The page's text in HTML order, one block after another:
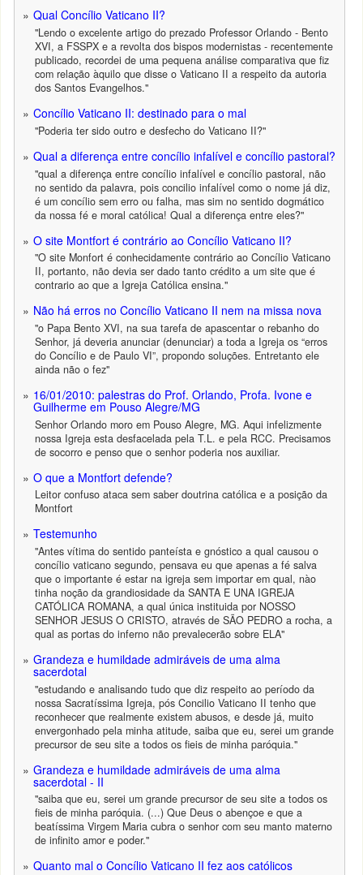
Qual Concílio Vaticano II?
"Lendo o excelente artigo do prezado Professor Orlando - Bento
XVI, a FSSPX e a revolta dos bispos modernistas - recentemente
publicado, recordei de uma pequena análise comparativa que fiz
com relação àquilo que disse o Vaticano II a respeito da autoria
dos Santos Evangelhos."
Concílio Vaticano II: destinado para o mal
"Poderia ter sido outro e desfecho do Vaticano II?"
Qual a diferença entre concílio infalível e concílio pastoral?
"qual a diferença entre concílio infalível e concílio pastoral, não
no sentido da palavra, pois concilio infalível como o nome já diz,
é um concílio sem erro ou falha, mas sim no sentido dogmático
da nossa fé e moral católica! Qual a diferença entre eles?"
O site Montfort é contrário ao Concílio Vaticano II?
"O site Monfort é conhecidamente contrário ao Concílio Vaticano
II, portanto, não devia ser dado tanto crédito a um site que é
contrario ao que a Igreja Católica ensina."
Não há erros no Concílio Vaticano II nem na missa nova
"o Papa Bento XVI, na sua tarefa de apascentar o rebanho do
Senhor, já deveria anunciar (denunciar) a toda a Igreja os “erros
do Concílio e de Paulo VI”, propondo soluções. Entretanto ele
ainda não o fez"
16/01/2010: palestras do Prof. Orlando, Profa. Ivone e
Guilherme em Pouso Alegre/MG
Senhor Orlando moro em Pouso Alegre, MG. Aqui infelizmente
nossa Igreja esta desfacelada pela T.L. e pela RCC. Precisamos
de socorro e penso que o senhor poderia nos auxiliar.
O que a Montfort defende?
Leitor confuso ataca sem saber doutrina católica e a posição da
Montfort
Testemunho
"Antes vítima do sentido panteísta e gnóstico a qual causou o
concílio vaticano segundo, pensava eu que apenas a fé salva
que o importante é estar na igreja sem importar em qual, nào
tinha noção da grandiosidade da SANTA E UNA IGREJA
CATÓLICA ROMANA, a qual única instituida por NOSSO
SENHOR JESUS O CRISTO, através de SÃO PEDRO a rocha, a
qual as portas do inferno não prevalecerão sobre ELA"
Grandeza e humildade admiráveis de uma alma
sacerdotal
"estudando e analisando tudo que diz respeito ao período da
nossa Sacratíssima Igreja, pós Concilio Vaticano II tenho que
reconhecer que realmente existem abusos, e desde já, muito
envergonhado pela minha atitude, saiba que eu, serei um grande
precursor de seu site a todos os fieis de minha paróquia."
Grandeza e humildade admiráveis de uma alma
sacerdotal - II
"saiba que eu, serei um grande precursor de seu site a todos os
fieis de minha paróquia. (...) Que Deus o abençoe e que a
beatíssima Virgem Maria cubra o senhor com seu manto materno
de infinito amor e poder."
Quanto mal o Concílio Vaticano II fez aos católicos